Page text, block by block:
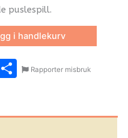
puslespill.
i handlekurv
Share
Rapporter misbruk